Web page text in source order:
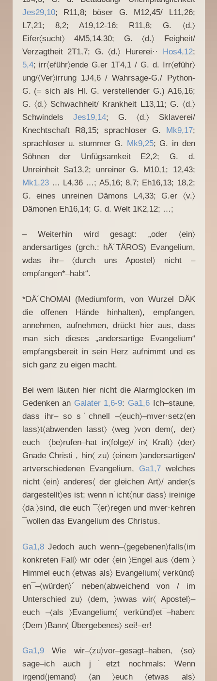
Jes29,10; R11,8; böser G. M12,45/ L11,26;
L7,21; 8,2; A19,12-16; R11,8; G. 〈d.〉
Eifer〈sucht〉 4M5,14.30; G. 〈d.〉 Feigheit/
Verzagtheit 2T1,7; G. 〈d.〉 Hurerei·· Hos4,12;
5,4; irr〈eführ〉ende G.er 1T4,1 / G. d. Irr〈eführ〉
ung/〈Ver〉irrung 1J4,6 / Wahrsage-G./ Python-
G. (= sich als Hl. G. verstellender G.) A16,16;
G. 〈d.〉 Schwachheit/ Krankheit L13,11; G. 〈d.〉
Schwindels Jes19,14; G. 〈d.〉 Sklaverei/
Knechtschaft R8,15; sprachloser G. Mk9,17;
sprachloser u. stummer G. Mk9,25; G. in den
Söhnen der Unfügsamkeit E2,2; G. d.
Unreinheit Sa13,2; unreiner G. M10,1; 12,43;
Mk1,23… L4,36 …; A5,16; 8,7; Eh16,13; 18,2;
G. eines unreinen Dämons L4,33; G.er 〈v.〉
Dämonen Eh16,14; G. d. Welt 1K2,12; …;
– Weiterhin wird gesagt: „oder 〈ein〉
andersartiges (grch.: hÄ´TÄROS) Evangelium,
wdas ihr– 〈durch uns Apostel〉 nicht –
empfangen*–habt“.
*DÄ´ChOMAI (Mediumform, von Wurzel DÄK
die offenen Hände hinhalten), empfangen,
annehmen, aufnehmen, drückt hier aus, dass
man sich dieses „andersartige Evangelium“
empfangsbereit in sein Herz aufnimmt und es
sich ganz zu eigen macht.
Bei wem läuten hier nicht die Alarmglocken im
Gedenken an Galater 1,6-9: Ga1,6Ich–staune,
dass ihr– so s˙chnell –〈euch〉–mver·setz〈en
lass〉t〈abwenden lasst〉 〈weg 〉von dem〈, der〉
euch ¯〈be〉rufen–hat in〈folge〉/ in〈 Kraft〉 〈der〉
Gnade Christi , hin〈 zu〉 〈einem 〉andersartigen/
artverschiedenen Evangelium, Ga1,7welches
nicht 〈ein〉 anderes〈 der gleichen Art〉/ ander〈s
dargestellt〉es ist; wenn n˙icht〈nur dass〉 ireinige
〈da 〉sind, die euch ¯〈er〉regen und mver·kehren
¯wollen das Evangelium des Christus.
Ga1,8Jedoch auch wenn–〈gegebenen〉falls〈im
konkreten Fall〉 wir oder 〈ein 〉Engel aus 〈dem 〉
Himmel euch 〈etwas als〉 Evangelium〈 verkünd〉
en¯–〈würden〉´ neben〈abweichend von / im
Unterschied zu〉 〈dem, 〉wwas wir〈 Apostel〉–
euch –〈als 〉Evangelium〈 verkünd〉et¯–haben:
〈Dem 〉Bann〈 Übergebenes〉 sei!–er!
Ga1,9Wie wir–〈zu〉vor–gesagt–haben, 〈so〉
sage–ich auch j˙etzt nochmals: Wenn
irgend〈jemand〉 〈an 〉euch 〈etwas als〉